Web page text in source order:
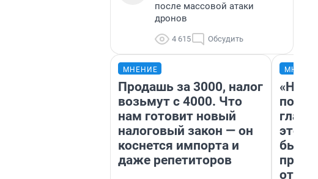
после массовой атаки
дронов
4 615 Обсудить
МНЕНИЕ
Продашь за 3000, налог
возьмут с 4000. Что
нам готовит новый
налоговый закон — он
коснется импорта и
даже репетиторов
этого
бьет